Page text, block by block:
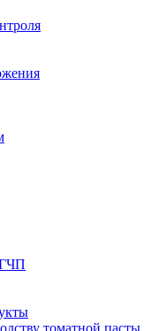
томатной пасты